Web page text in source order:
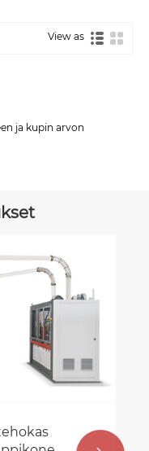
View as
ja kupin arvon